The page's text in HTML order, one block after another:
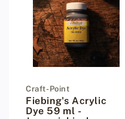
Dostawca:
Craft-Point
Fiebing's Acrylic
Dye 59 ml -